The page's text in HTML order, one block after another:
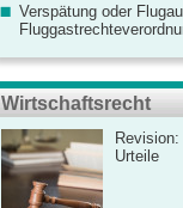
Verspätung oder
Wirtschaftsrecht
Urteile